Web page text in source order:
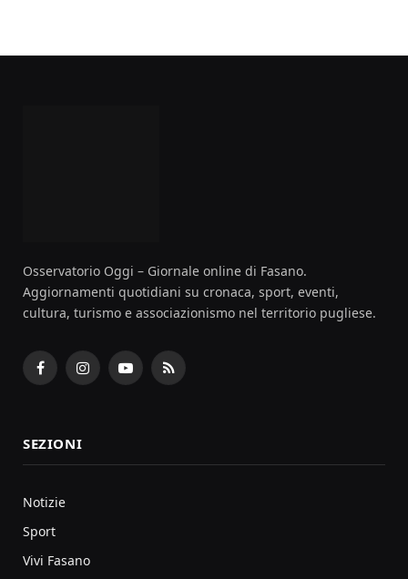
Osservatorio Oggi – Giornale online di Fasano.
Aggiornamenti quotidiani su cronaca, sport, eventi,
cultura, turismo e associazionismo nel territorio pugliese.
FacebookInstagramYouTubeRSS
SEZIONI
Notizie
Sport
Vivi Fasano